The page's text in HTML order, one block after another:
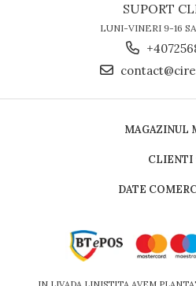
SUPORT
LUNI-VINERI 9-16
MAGAZINUL
CLIENTI
DATE